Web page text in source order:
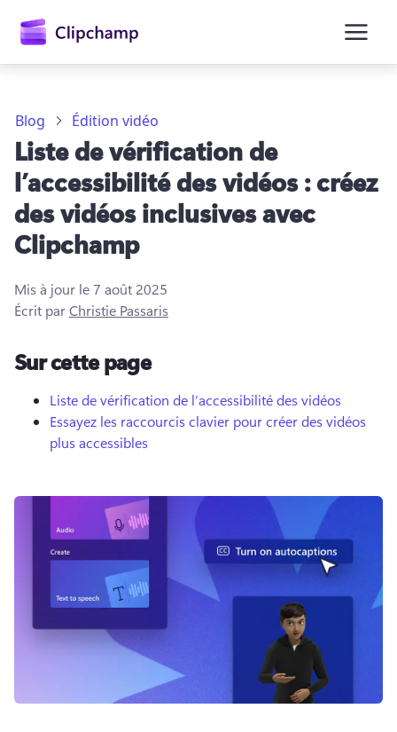
principal
Se connecter
Blog Édition vidéo
Liste de vérification de
l’accessibilité des vidéos : créez
des vidéos inclusives avec
Clipchamp
Mis à jour le7 août 2025
Écrit parChristie Passaris
Sur cette page
Liste de vérification de l’accessibilité des vidéos
Essayez les raccourcis clavier pour créer des vidéos
plus accessibles